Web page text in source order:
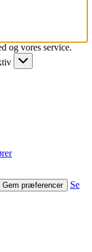
og vores service.
Gem præferencer
Se